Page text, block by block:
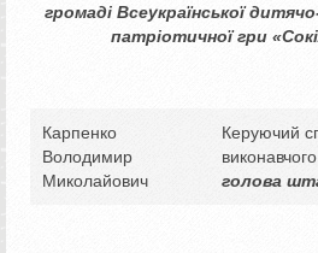
громаді Всеукраїнської
патріотичної гри
Карпенко
Володимир
Миколайович
Керуючий
голова